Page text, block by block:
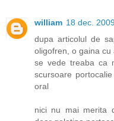
william 18 dec.
dupa articolul de
oligofren, o gaina cu
se vede treaba ca
scursoare
oral
nici nu mai merita